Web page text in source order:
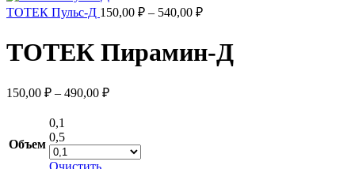
ТОТЕК Пульс-Д 150,00 ₽ – 540,00 ₽Диапазон
–
ТОТЕК Пирамин-Д
150,00 ₽ – 490,00 ₽Диапазон
490,00 ₽
Объем
0,1
0,5
Очистить